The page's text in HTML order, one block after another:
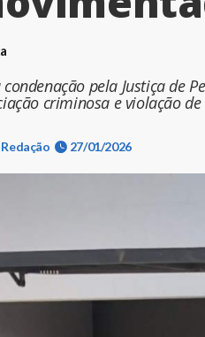
condenação pela Justiça de
criminosa e violação
27/01/2026